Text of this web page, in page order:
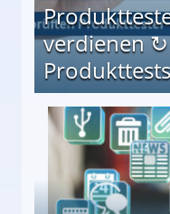
verdienen
Produkttests
↻ Täglich neue